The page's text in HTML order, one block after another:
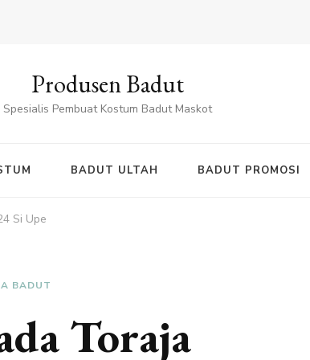
Produsen Badut
Spesialis Pembuat Kostum Badut Maskot
BADUT ULTAH BADUT PROMOSI
Si Upe
BADUT
Toraja